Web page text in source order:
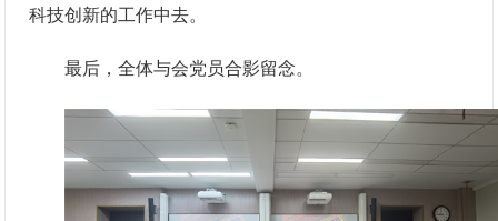
科技创新的工作中去。
最后，全体与会党员合影留念。